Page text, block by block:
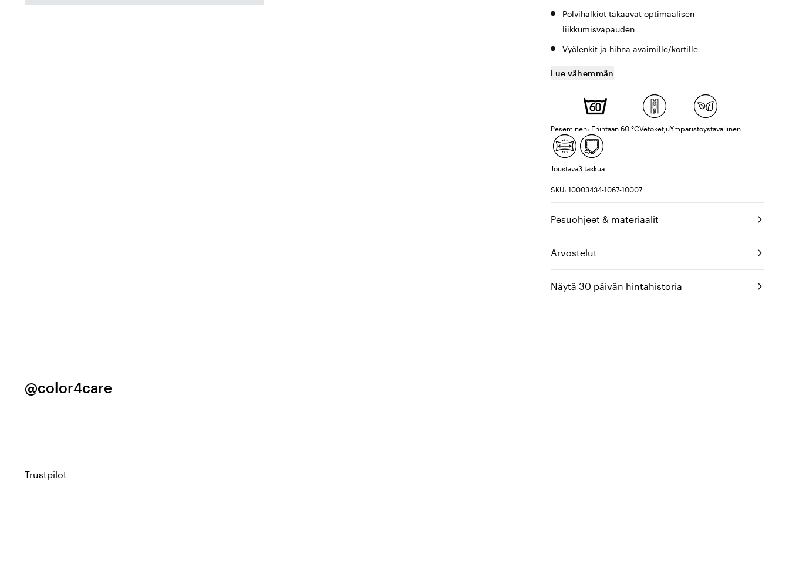
Polvihalkiot takaavat optimaalisen
liikkumisvapauden
Vyölenkit ja hihna avaimille/kortille
Lue vähemmän
Peseminen: Enintään 60 °CVetoketjuYmpäristöystävällinen
Joustava3 taskua
SKU: 10003434-1067-10007
Pesuohjeet & materiaalit
Arvostelut
Näytä 30 päivän hintahistoria
@color4care
Trustpilot